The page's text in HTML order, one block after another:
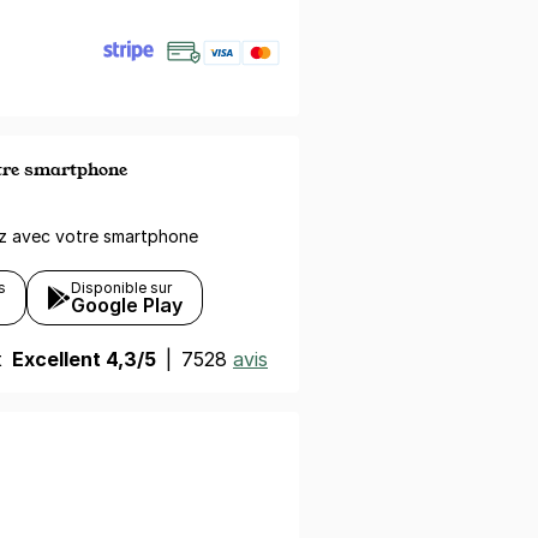
smartphone
avec votre smartphone
Disponible sur
Google Play
Excellent 4,3/5 7528 avis